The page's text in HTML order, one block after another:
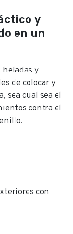
y
en un
heladas y
de colocar y
sea cual sea el
contra el
con